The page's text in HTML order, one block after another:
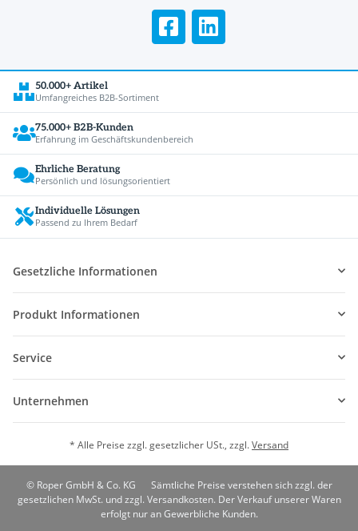
50.000+ Artikel
Umfangreiches B2B-Sortiment
75.000+ B2B-Kunden
Erfahrung im Geschäftskundenbereich
Ehrliche Beratung
Persönlich und lösungsorientiert
Individuelle Lösungen
Passend zu Ihrem Bedarf
Gesetzliche Informationen
Produkt Informationen
Service
Unternehmen
* Alle Preise zzgl. gesetzlicher USt., zzgl.Versand
© Roper GmbH & Co. KG
Sämtliche Preise verstehen sich zzgl. der
gesetzlichen MwSt. und zzgl. Versandkosten. Der Verkauf unserer Waren
erfolgt nur an Gewerbliche Kunden.